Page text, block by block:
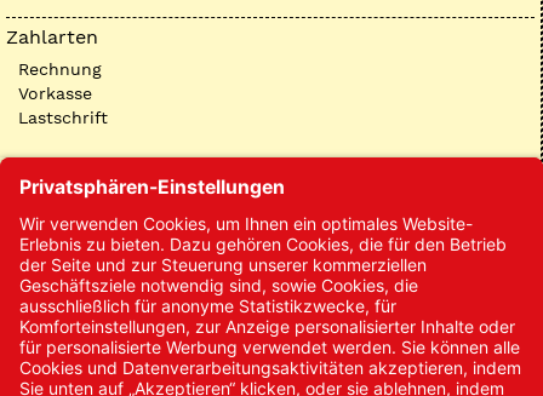
Zahlarten
Rechnung
Vorkasse
Lastschrift
Kontakt
Kontakt/Anfrage
Neukundenanmeldung
Kennwort vergessen